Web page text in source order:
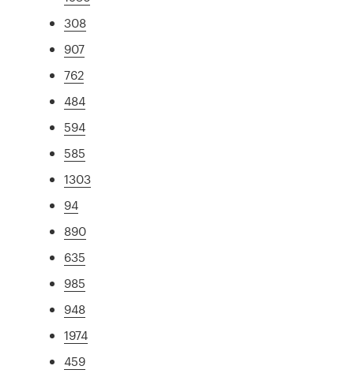
308
907
762
484
594
585
1303
94
890
635
985
948
1974
459